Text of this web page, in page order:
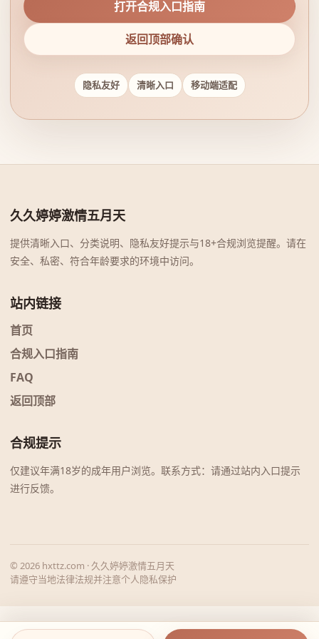
打开合规入口指南
返回顶部确认
隐私友好 清晰入口 移动端适配
久久婷婷激情五月天
提供清晰入口、分类说明、隐私友好提示与18+合规浏览提醒。请在
安全、私密、符合年龄要求的环境中访问。
站内链接
首页
合规入口指南
FAQ
返回顶部
合规提示
仅建议年满18岁的成年用户浏览。联系方式：请通过站内入口提示
进行反馈。
© 2026 hxttz.com · 久久婷婷激情五月天
请遵守当地法律法规并注意个人隐私保护